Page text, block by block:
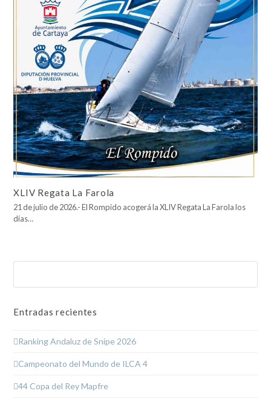
XLIV Regata La Farola
21 de julio de 2026.- El Rompido acogerá la XLIV Regata La Farola los
días…
Entradas recientes
Ranking Andaluz de Snipe 2026
Campeonato del Mundo de ILCA 4
44 Copa del Rey Mapfre